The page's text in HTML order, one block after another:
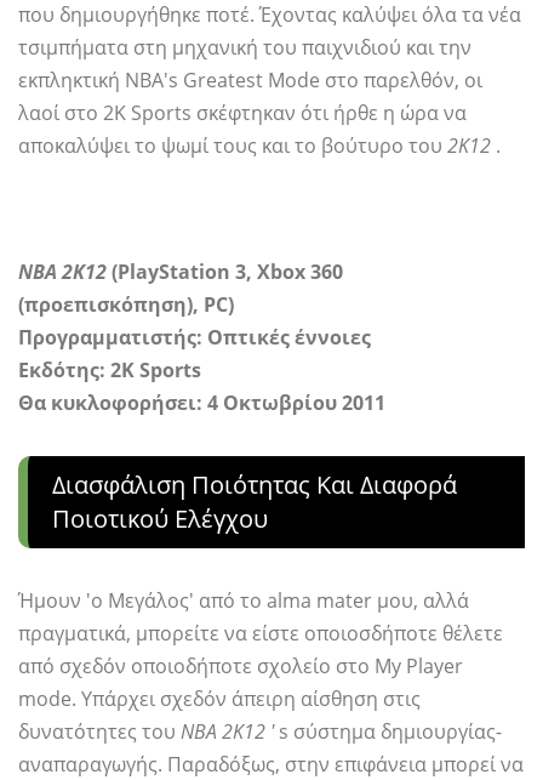
που δημιουργήθηκε ποτέ. Έχοντας καλύψει όλα τα νέα
τσιμπήματα στη μηχανική του παιχνιδιού και την
εκπληκτική NBA's Greatest Mode στο παρελθόν, οι
λαοί στο 2K Sports σκέφτηκαν ότι ήρθε η ώρα να
αποκαλύψει το ψωμί τους και το βούτυρο του 2Κ12 .
ΝΒΑ 2Κ12(PlayStation 3, Xbox 360
(προεπισκόπηση), PC)
Προγραμματιστής: Οπτικές έννοιες
Εκδότης: 2K Sports
Θα κυκλοφορήσει: 4 Οκτωβρίου 2011
Διασφάλιση Ποιότητας Και Διαφορά
Ποιοτικού Ελέγχου
Ήμουν 'ο Μεγάλος' από το alma mater μου, αλλά
πραγματικά, μπορείτε να είστε οποιοσδήποτε θέλετε
από σχεδόν οποιοδήποτε σχολείο στο My Player
mode. Υπάρχει σχεδόν άπειρη αίσθηση στις
δυνατότητες του NBA 2Κ12 's σύστημα δημιουργίας-
αναπαραγωγής. Παραδόξως, στην επιφάνεια μπορεί να